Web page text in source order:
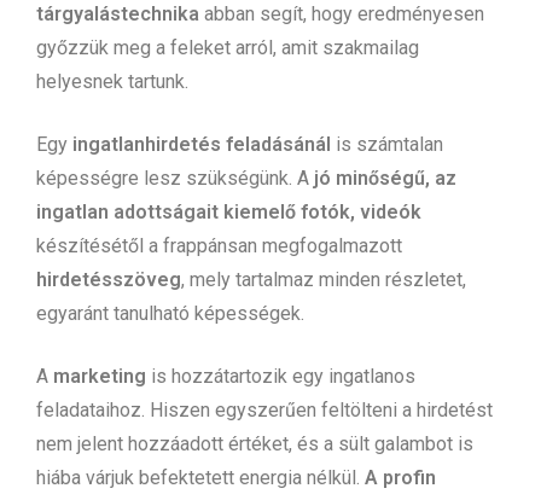
tárgyalástechnika abban segít, hogy eredményesen
győzzük meg a feleket arról, amit szakmailag
helyesnek tartunk.
Egy ingatlanhirdetés feladásánál is számtalan
képességre lesz szükségünk. A jó minőségű, az
ingatlan adottságait kiemelő fotók, videók
készítésétől a frappánsan megfogalmazott
hirdetésszöveg, mely tartalmaz minden részletet,
egyaránt tanulható képességek.
A marketing is hozzátartozik egy ingatlanos
feladataihoz. Hiszen egyszerűen feltölteni a hirdetést
nem jelent hozzáadott értéket, és a sült galambot is
hiába várjuk befektetett energia nélkül. A profin